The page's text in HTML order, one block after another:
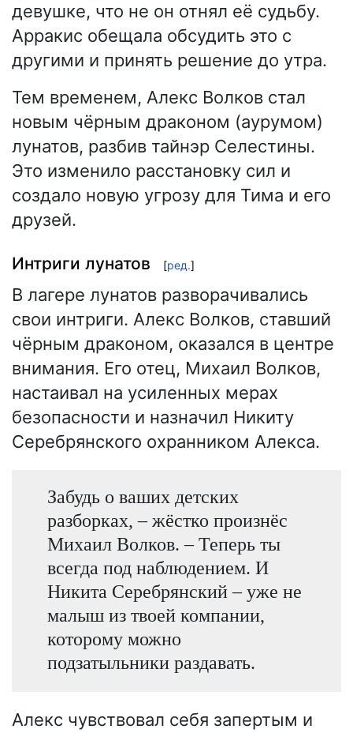
девушке, что не он отнял её судьбу.
Арракис обещала обсудить это с
другими и принять решение до утра.
Тем временем, Алекс Волков стал
новым чёрным драконом (аурумом)
лунатов, разбив тайнэр Селестины.
Это изменило расстановку сил и
создало новую угрозу для Тима и его
друзей.
Интриги лунатов [ред.]
В лагере лунатов разворачивались
свои интриги. Алекс Волков, ставший
чёрным драконом, оказался в центре
внимания. Его отец, Михаил Волков,
настаивал на усиленных мерах
безопасности и назначил Никиту
Серебрянского охранником Алекса.
Забудь о ваших детских
разборках, – жёстко произнёс
Михаил Волков. – Теперь ты
всегда под наблюдением. И
Никита Серебрянский – уже не
малыш из твоей компании,
которому можно
подзатыльники раздавать.
Алекс чувствовал себя запертым и